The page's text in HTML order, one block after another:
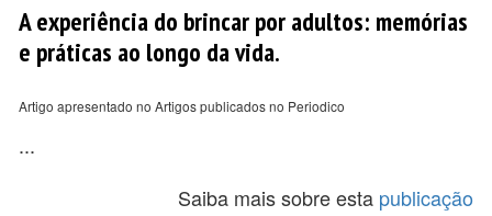
A experiência do brincar por adultos: memórias
e práticas ao longo da vida.
Artigo apresentado no Artigos publicados no Periodico
...
Saiba mais sobre esta publicação